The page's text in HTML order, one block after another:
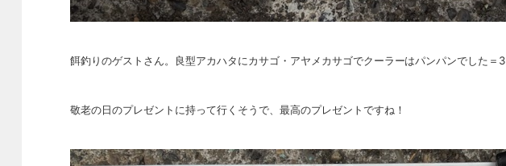
餌釣りのゲストさん。良型アカハタにカサゴ・アヤメカサゴでクーラーはパンパンでした＝3
敬老の日のプレゼントに持って行くそうで、最高のプレゼントですね！